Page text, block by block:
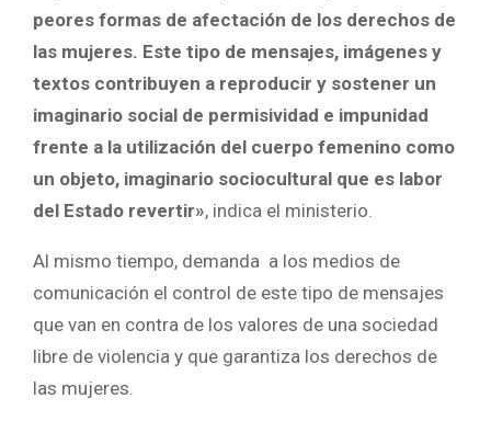
peores formas de afectación de los derechos de
las mujeres. Este tipo de mensajes, imágenes y
textos contribuyen a reproducir y sostener un
imaginario social de permisividad e impunidad
frente a la utilización del cuerpo femenino como
un objeto, imaginario sociocultural que es labor
del Estado revertir», indica el ministerio.
Al mismo tiempo, demanda a los medios de
comunicación el control de este tipo de mensajes
que van en contra de los valores de una sociedad
libre de violencia y que garantiza los derechos de
las mujeres.